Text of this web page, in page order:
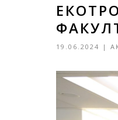
19.06.2024 |